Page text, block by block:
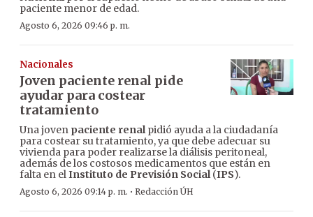
paciente menor de edad.
Agosto 6, 2026 09:46 p. m.
Nacionales
Joven paciente renal pide
ayudar para costear
tratamiento
Una joven paciente renalpidió ayuda a la ciudadanía
para costear su tratamiento, ya que debe adecuar su
vivienda para poder realizarse la diálisis peritoneal,
además de los costosos medicamentos que están en
falta en elInstituto de Previsión Social(IPS).
Agosto 6, 2026 09:14 p. m. · Redacción ÚH